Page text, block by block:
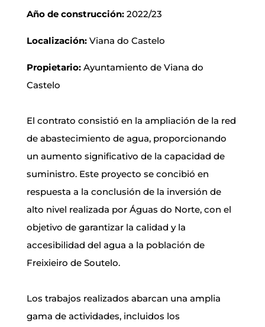
Año de construcción:2022/23
Localización:Viana do Castelo
Propietario:Ayuntamiento de Viana do
Castelo
El contrato consistió en la ampliación de la red
de abastecimiento de agua, proporcionando
un aumento significativo de la capacidad de
suministro. Este proyecto se concibió en
respuesta a la conclusión de la inversión de
alto nivel realizada por Águas do Norte, con el
objetivo de garantizar la calidad y la
accesibilidad del agua a la población de
Freixieiro de Soutelo.
Los trabajos realizados abarcan una amplia
gama de actividades, incluidos los